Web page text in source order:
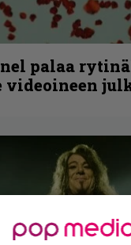
palaa
videoineen